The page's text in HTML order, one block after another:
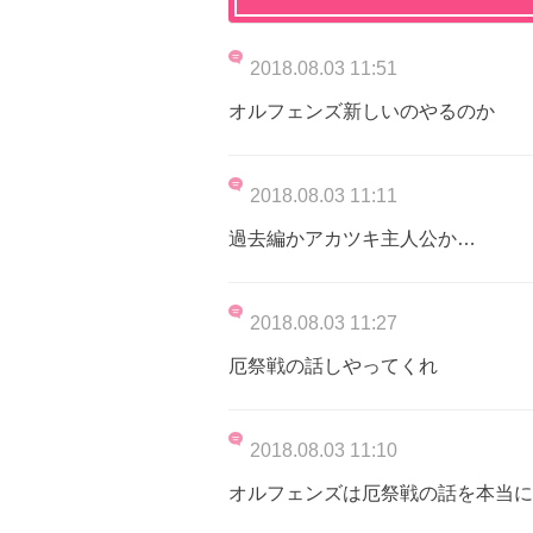
2018.08.03 11:51
オルフェンズ新しいのやるのか
2018.08.03 11:11
過去編かアカツキ主人公か…
2018.08.03 11:27
厄祭戦の話しやってくれ
2018.08.03 11:10
オルフェンズは厄祭戦の話を本当